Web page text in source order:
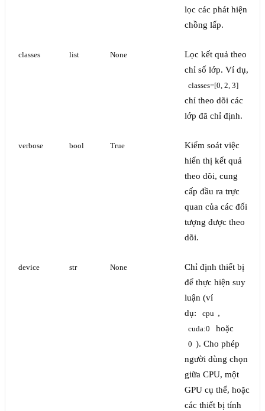
lọc các phát hiện
chồng lấp.
classes list None
Lọc kết quả theo
chỉ số lớp. Ví dụ,
classes=[0, 2, 3]
chỉ theo dõi các
lớp đã chỉ định.
verbose bool True
Kiểm soát việc
hiển thị kết quả
theo dõi, cung
cấp đầu ra trực
quan của các đối
tượng được theo
dõi.
device str None
Chỉ định thiết bị
để thực hiện suy
luận (ví
dụ:
cpu ,
cuda:0 hoặc
0 ). Cho phép
người dùng chọn
giữa CPU, một
GPU cụ thể, hoặc
các thiết bị tính